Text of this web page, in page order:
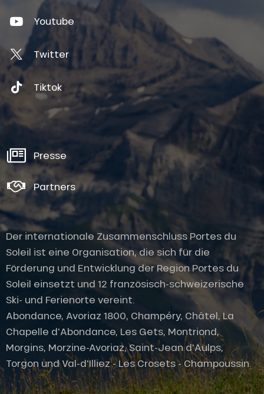
Youtube
Twitter
Tiktok
Presse
Partners
Der internationale Zusammenschluss Portes du
Soleil ist eine Organisation, die sich für die
Förderung und Entwicklung der Region Portes du
Soleil einsetzt und 12 französisch-schweizerische
Ski- und Ferienorte vereint.
Abondance, Avoriaz 1800, Champéry, Châtel, La
Chapelle d'Abondance, Les Gets, Montriond,
Morgins, Morzine-Avoriaz, Saint-Jean d'Aulps,
Torgon und Val-d'Illiez - Les Crosets - Champoussin.